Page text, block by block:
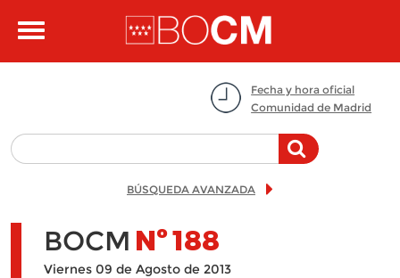
Toggle
Fecha y hora oficial
Comunidad de Madrid
BÚSQUEDA AVANZADA
BOCM Nº188
Viernes 09 de Agosto de 2013